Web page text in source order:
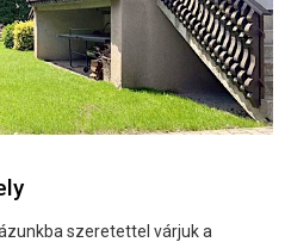
szeretettel várjuk a